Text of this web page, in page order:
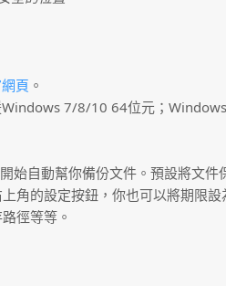
頁 。
Windows 7/8/10 64位元；
始自動幫你備份文件。預設將文件
角的設定按鈕，你也可以將期限設
徑等等。